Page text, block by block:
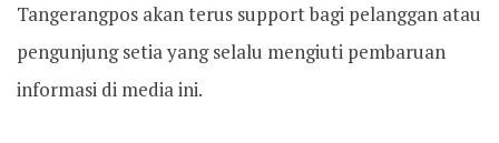
Tangerangpos akan terus support bagi pelanggan atau
pengunjung setia yang selalu mengiuti pembaruan
informasi di media ini.